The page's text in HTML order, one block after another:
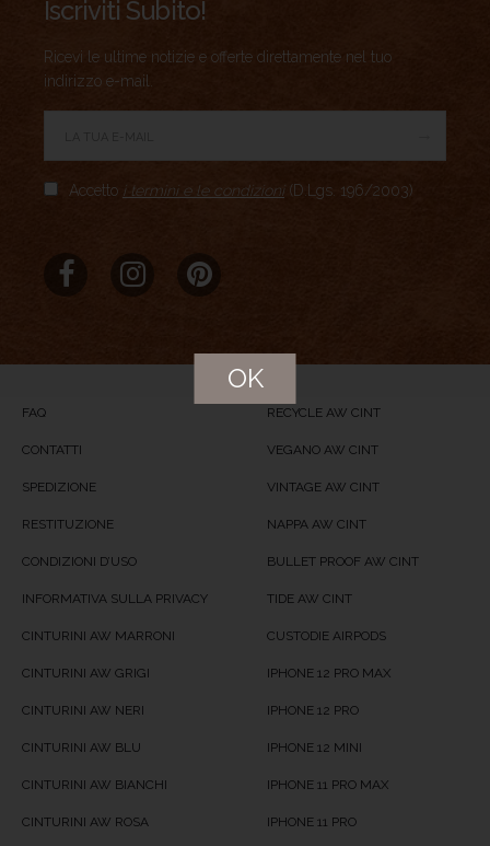
Aggregate Rating no ratingbased on0 votes
Product Name Vineyard Passage
Iscriviti Subito!
Ricevi le ultime notizie e offerte direttamente nel tuo
indirizzo e-mail.
Accetto i termini e le condizioni(D.Lgs. 196/2003)
FAQ
CONTATTI
SPEDIZIONE
RESTITUZIONE
CONDIZIONI D’USO
INFORMATIVA SULLA PRIVACY
CINTURINI AW MARRONI
CINTURINI AW GRIGI
CINTURINI AW NERI
CINTURINI AW BLU
CINTURINI AW BIANCHI
CINTURINI AW ROSA
RECYCLE AW CINT
VEGANO AW CINT
VINTAGE AW CINT
NAPPA AW CINT
BULLET PROOF AW CINT
TIDE AW CINT
CUSTODIE AIRPODS
IPHONE 12 PRO MAX
IPHONE 12 PRO
IPHONE 12 MINI
IPHONE 11 PRO MAX
IPHONE 11 PRO
OK